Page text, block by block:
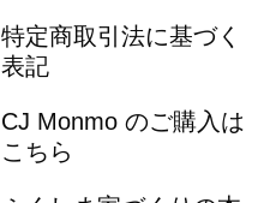
特定商取引法に基づく
表記
CJ Monmo のご購入は
こちら